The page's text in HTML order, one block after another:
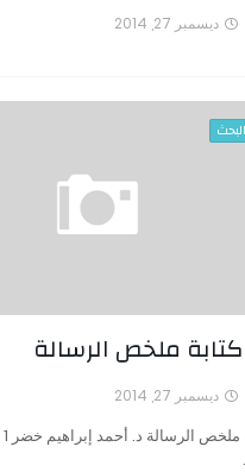
ديسمبر 27, 2014
ملخص الرسالة
ديسمبر 27, 2014